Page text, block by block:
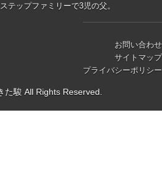
テップファミリーで3児の父。
お問い合わせ
サイトマップ
プライバシーポリシー
た駿 All Rights Reserved.